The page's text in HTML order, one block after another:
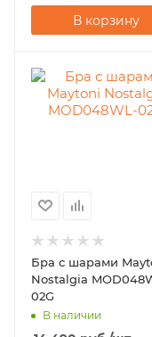
В корзину
Бра с шарами
Nostalgia
02G
В наличии